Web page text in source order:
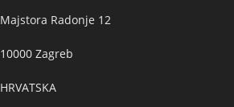
Majstora Radonje 12
10000 Zagreb
HRVATSKA